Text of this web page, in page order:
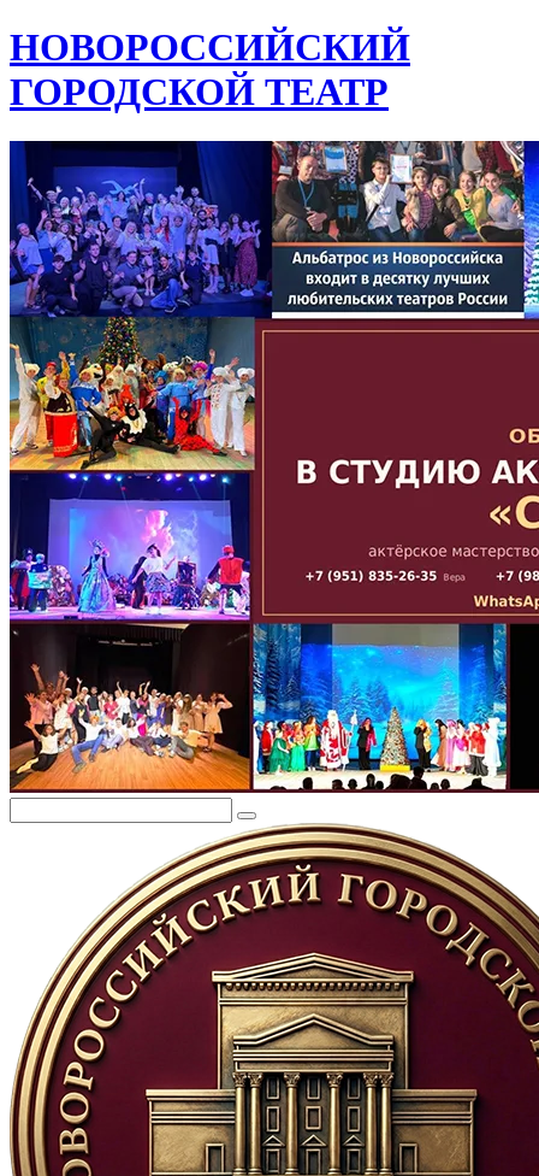
НОВОРОССИЙСКИЙ
ГОРОДСКОЙ ТЕАТР